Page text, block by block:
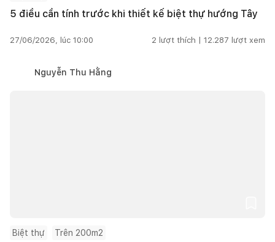
5 điều cần tính trước khi thiết kế biệt thự hướng Tây
27/06/2026, lúc 10:00 2 lượt thích | 12.287 lượt xem
Nguyễn Thu Hằng
Biệt thự Trên 200m2